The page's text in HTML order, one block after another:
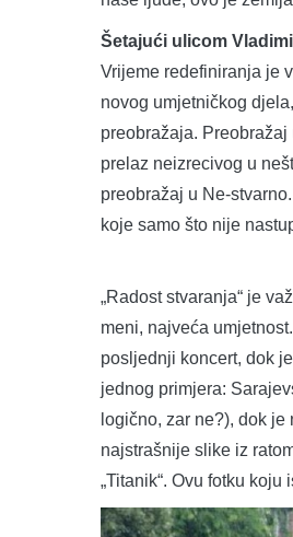
Šetajući ulicom
Vrijeme redefiniranja je
novog umjetničkog
preobražaja.
prelaz neizrecivog u
preobražaj u Ne-
koje samo što nije
„Radost stvaranja“ je
meni, najveća
posljednji koncert, dok
jednog primjera:
logično, zar ne?), dok je
najstrašnije slike iz
„Titanik“. Ovu fotku